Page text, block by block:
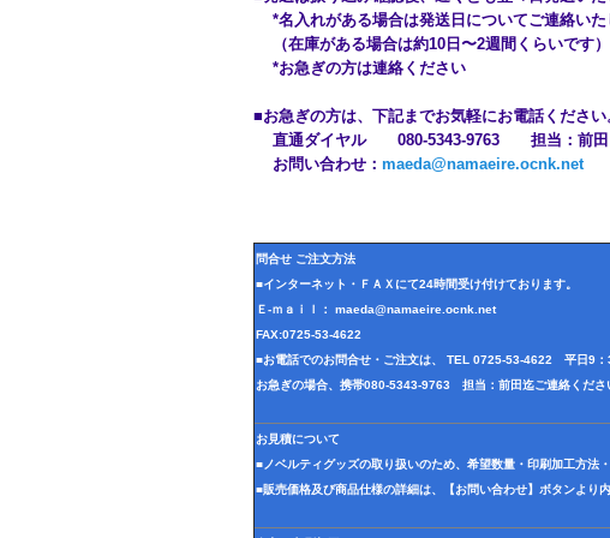
*名入れがある場合は発送日についてご連絡
（在庫がある場合は約10日〜2週間くらいで
*お急ぎの方は連絡ください
■お急ぎの方は、下記までお気軽にお電話くださ
直通ダイヤル 080-5343-9763 担当：前田
お問い合わせ： maeda@namaeire.ocnk.net
問合せ ご注文方法
■インターネット・ＦＡＸにて24時間受け付けております。
Ｅ-ｍａｉｌ： maeda@namaeire.ocnk.net
FAX:0725-53-4622
■お電話でのお問合せ・ご注文は、 TEL 0725-53-4622 平日9：
お急ぎの場合、携帯080-5343-9763 担当：前田迄ご連絡くださ
お見積について
■ノベルティグッズの取り扱いのため、希望数量・印刷加工方法
■販売価格及び商品仕様の詳細は、【お問い合わせ】ボタンより